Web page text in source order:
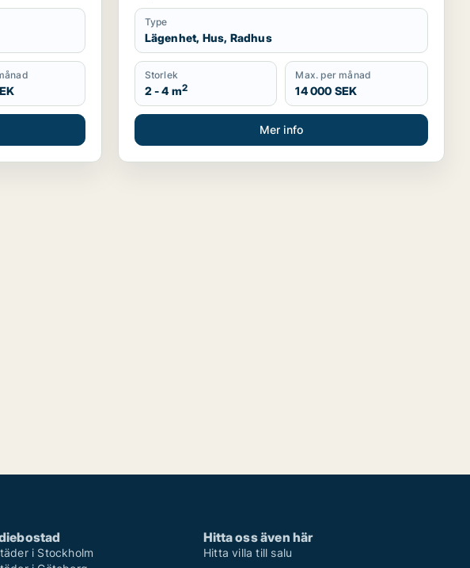
Type
Lägenhet, Hus, Radhus
Storlek
2 - 4 m2
Max. per månad
14 000 SEK
Mer info
i Stockholm
Hitta oss även här
Hitta villa till salu